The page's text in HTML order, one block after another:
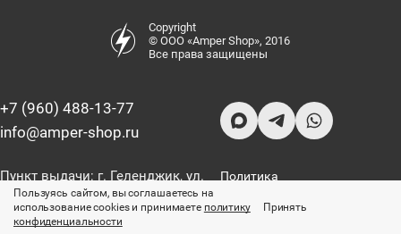
Copyright
© ООО «Amper Shop», 2016
Все права защищены
+7 (960) 488-13-77
info@amper-shop.ru
Пункт выдачи: г. Геленджик, ул.
Луначарского, д. 6
Политика
Пользуясь сайтом, вы соглашаетесь на
использование cookies и принимаете политику
конфиденциальности
Принять